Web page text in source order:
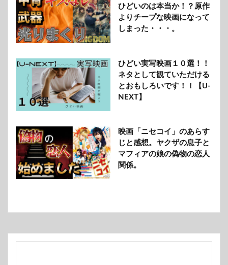
ひどいのは本当か！？原作
よりチープな映画になって
しまった・・・。
ひどい実写映画１０選！！
ネタとして観ていただける
とおもしろいです！！【U-
NEXT】
映画「ニセコイ」のあらす
じと感想。ヤクザの息子と
マフィアの娘の偽物の恋人
関係。